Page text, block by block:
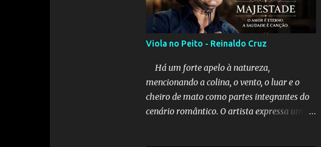
Viola no Peito - Reinaldo Cruz
Há um forte apelo à natureza,
mencionando a colina, o vento, o luar e o
cheiro de mato como partes integrantes do
cenário romântico. O artista expressa uma